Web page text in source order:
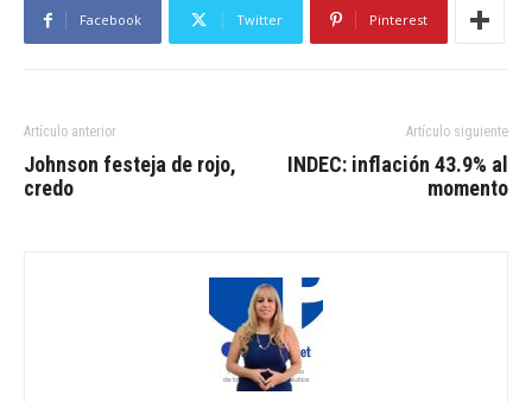
Facebook Twitter Pinterest
Artículo anterior
Johnson festeja de rojo,
credo
Artículo siguiente
INDEC: inflación 43.9% al
momento